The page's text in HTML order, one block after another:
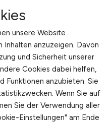
unsere Website
anzuzeigen. Davon
und Sicherheit unserer
Cookies dabei helfen,
Funktionen anzubieten. Sie
Wenn Sie auf
Sie der Verwendung aller
Einstellungen" am Ende